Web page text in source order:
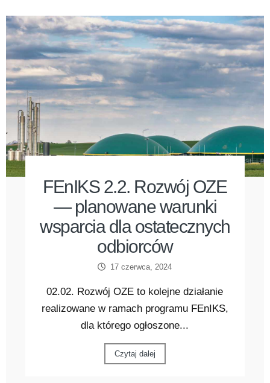
FEnIKS 2.2. Rozwój OZE
— planowane warunki
wsparcia dla ostatecznych
odbiorców
17 czerwca, 2024
02.02. Rozwój OZE to kolejne działanie
realizowane w ramach programu FEnIKS,
dla którego ogłoszone...
Czytaj dalej